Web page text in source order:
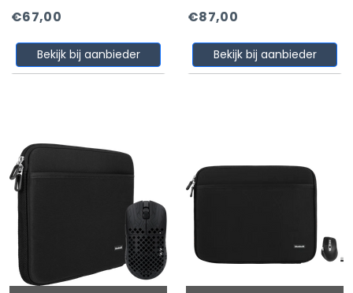
€67,00
Bekijk bij aanbieder
€87,00
Bekijk bij aanbieder